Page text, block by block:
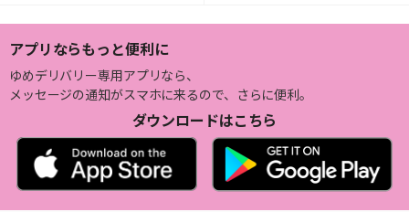
アプリならもっと便利に
ゆめデリバリー専用アプリなら、
メッセージの通知がスマホに来るので、さらに便利。
ダウンロードはこちら